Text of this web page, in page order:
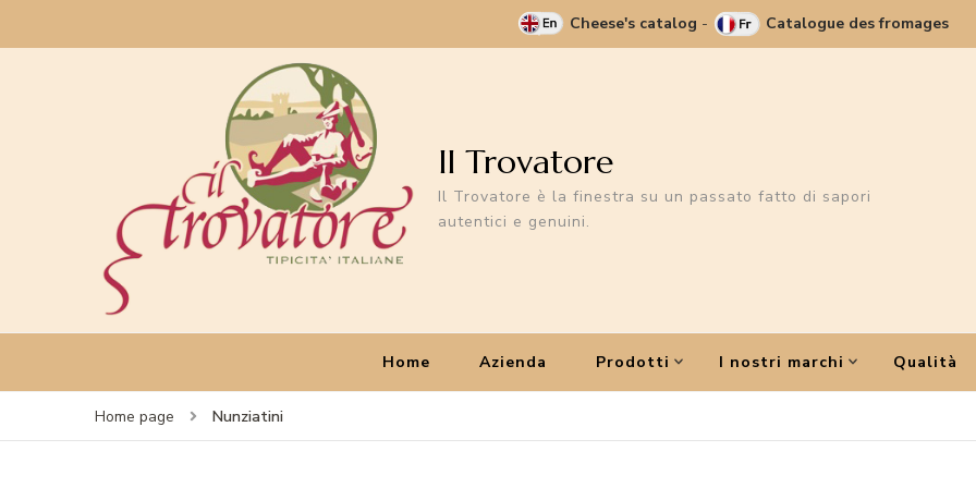
Cheese's catalog - Catalogue des fromages
Il Trovatore
Il Trovatore è la finestra su un passato fatto di sapori
autentici e genuini.
Home Azienda Prodotti I nostri marchi Qualità
Home page Nunziatini